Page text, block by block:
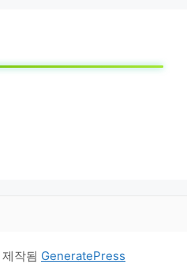
제작됨 GeneratePress